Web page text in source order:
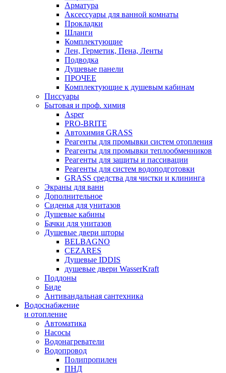
Арматура
Аксессуары для ванной комнаты
Прокладки
Шланги
Комплектующие
Лен, Герметик, Пена, Ленты
Подводка
Душевые панели
ПРОЧЕЕ
Комплектующие к душевым кабинам
Писсуары
Бытовая и проф. химия
Asper
PRO-BRITE
Автохимия GRASS
Реагенты для промывки систем отопления
Реагенты для промывки теплообменников
Реагенты для защиты и пассивации
Реагенты для систем водоподготовки
GRASS средства для чистки и клининга
Экраны для ванн
Дополнительное
Сиденья для унитазов
Душевые кабины
Бачки для унитазов
Душевые двери шторы
BELBAGNO
CEZARES
Душевые IDDIS
душевые двери WasserKraft
Поддоны
Биде
Антивандальная сантехника
Водоснабжение
и отопление
Автоматика
Насосы
Водонагреватели
Водопровод
Полипропилен
ПНД